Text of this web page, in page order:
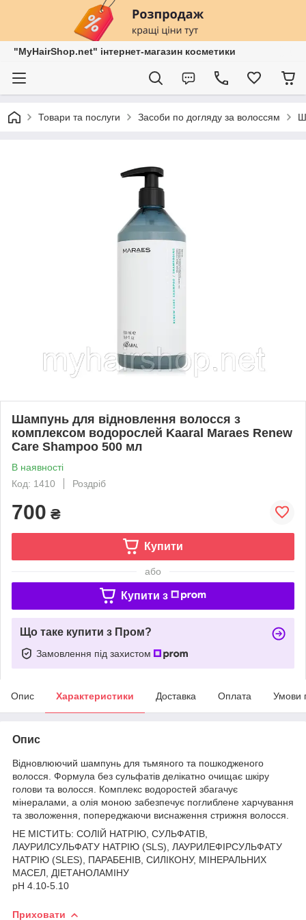
"MyHairShop.net" інтернет-магазин косметики
Товари та послуги Засоби по догляду за волоссям
Шампунь для відновлення волосся з
комплексом водорослей Kaaral Maraes Renew
Care Shampoo 500 мл
В наявності
Код: 1410
Роздріб
700 ₴
Купити
або
Купити з
Що таке купити з Пром?
Замовлення під захистом
Опис Характеристики Доставка Оплата Умови
Опис
Відновлюючий шампунь для тьмяного та пошкодженого
волосся. Формула без сульфатів делікатно очищає шкіру
голови та волосся. Комплекс водоростей збагачує
мінералами, а олія моною забезпечує поглиблене харчування
та зволоження, попереджаючи виснаження стрижня волосся.
НЕ МІСТИТЬ: СОЛІЙ НАТРІЮ, СУЛЬФАТІВ,
ЛАУРИЛСУЛЬФАТУ НАТРІЮ (SLS), ЛАУРИЛЕФІРСУЛЬФАТУ
НАТРІЮ (SLES), ПАРАБЕНІВ, СИЛІКОНУ, МІНЕРАЛЬНИХ
МАСЕЛ, ДІЕТАНОЛАМІНУ
pH 4.10-5.10
Приховати